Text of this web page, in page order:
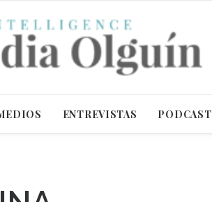
ENTREVISTAS PODCAST